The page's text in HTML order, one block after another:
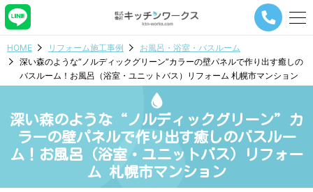
メ
ー
ナ
ビ
シ
ン
HOME リフォーム施工事例
お風呂・浴室・バスルーム
深い森のような“ノルディックグリーン”カラーの壁パネルで作り出す癒しの
バスルーム！お風呂（浴室・ユニットバス）リフォーム 札幌市マンション
深い森のような“ノルディックグリーン”カ
ラーの壁パネルで作り出す癒しのバスルー
ム！お風呂（浴室・ユニットバス）リフォー
ム 札幌市マンション